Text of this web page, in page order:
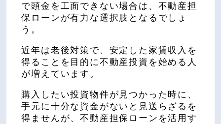
で頭金を工面できない場合は、不動産担
保ローンが有力な選択肢となるでしょ
う。
近年は老後対策で、安定した家賃収入を
得ることを目的に不動産投資を始める人
が増えています。
購入したい投資物件が見つかった時に、
手元に十分な資金がないと見送らざるを
得ませんが、不動産担保ローンを活用す